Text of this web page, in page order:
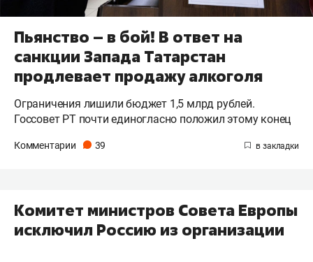
Пьянство – в бой! В ответ на
санкции Запада Татарстан
продлевает продажу алкоголя
Ограничения лишили бюджет 1,5 млрд рублей.
Госсовет РТ почти единогласно положил этому конец
Комментарии 39
Комитет министров Совета Европы
исключил Россию из организации